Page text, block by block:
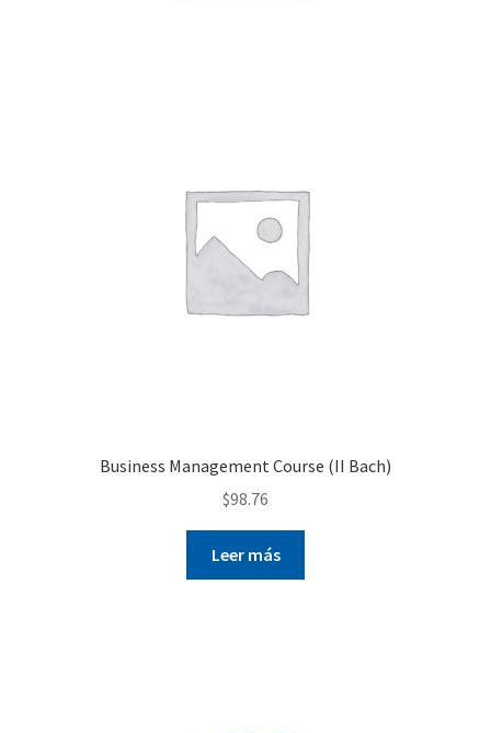
Business Management Course (II Bach)
$98.76
Leer más